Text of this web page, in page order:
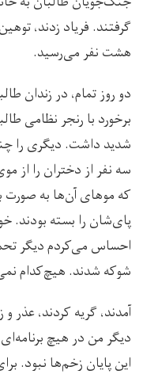
گرفتند. فریاد زدند،
هشت نفر می‌رسید.
دو روز تمام، در زندان
برخورد با رنجر نظامی
شدید داشت. دیگری را
سه نفر از دختران را
که موهای آن‌ها به
پای‌شان را بسته بودند.
احساس می‌کردم دیگر
شوکه شدند. هیچ‌کدام
آمدند، گریه کردند، عذر‌
دیگر من در هیچ
این پایان زخم‌ها نبود.